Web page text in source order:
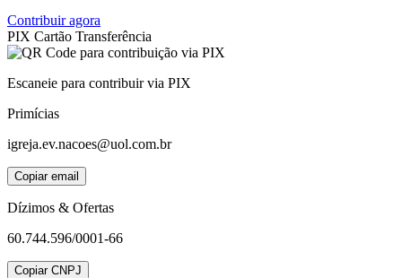
Contribuir agora
PIX Cartão Transferência
Escaneie para contribuir via PIX
Primícias
igreja.ev.nacoes@uol.com.br
Copiar email
Dízimos & Ofertas
60.744.596/0001-66
Copiar CNPJ